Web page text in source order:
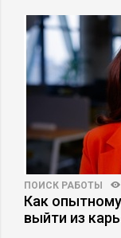
ПОИСК РАБОТЫ
Как
выйти из